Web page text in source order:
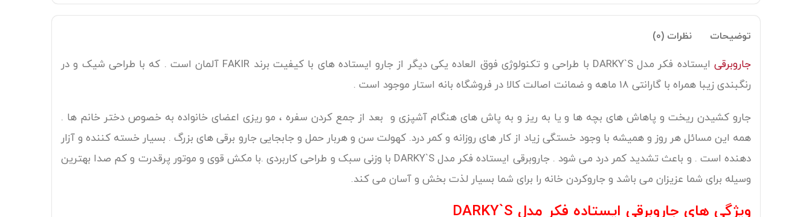
توضیحات نظرات (0)
جاروبرقی
ایستاده فکر مدل DARKY`S با طراحی و تکنولوژی فوق العاده یکی دیگر از جارو ایستاده های با کیفیت برند FAKIR آلمان است . که با طراحی شیک و در
رنگبندی زیبا همراه با گارانتی 18 ماهه و ضمانت اصالت کالا در فروشگاه بانه استار موجود است .
جارو کشیدن ریخت و پاهاش های بچه ها و یا به ریز و به پاش های هنگام آشپزی و بعد از جمع کردن سفره ، مو ریزی اعضای خانواده به خصوص دختر خانم ها .
همه این مسائل هر روز و همیشه با وجود خستگی زیاد از کار های روزانه و کمر درد. کهولت سن و هربار حمل و جابجایی جارو برقی های بزرگ . بسیار خسته کننده و آزار
دهنده است . و باعث تشدید کمر درد می شود . جاروبرقی ایستاده فکر مدل DARKY`S با وزنی سبک و طراحی کاربردی .با مکش قوی و موتور پرقدرت و کم صدا بهترین
وسیله برای شما عزیزان می باشد و جاروکردن خانه را برای شما بسیار لذت بخش و آسان می کند.
ویژگی های جاروبرقی ایستاده فکر مدل DARKY`S